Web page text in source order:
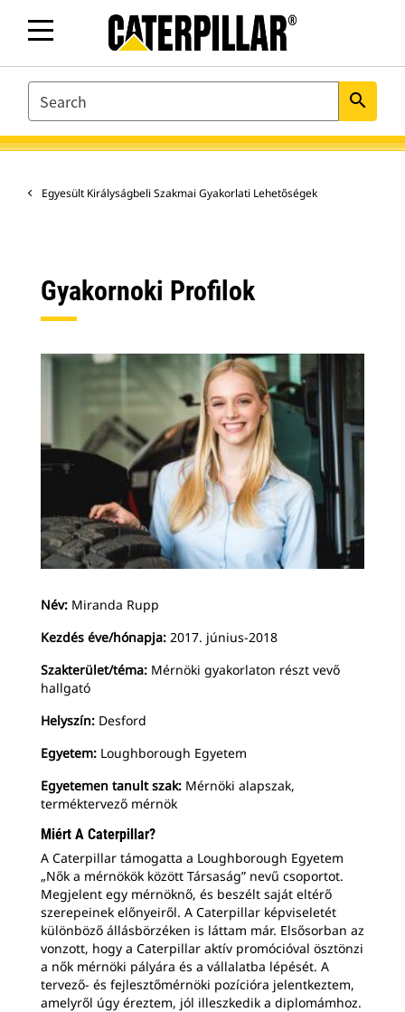
SEARCH search
Egyesült Királyságbeli Szakmai Gyakorlati Lehetőségek
Gyakornoki Profilok
Név: Miranda Rupp
Kezdés éve/hónapja: 2017. június-2018
Szakterület/téma: Mérnöki gyakorlaton részt vevő
hallgató
Helyszín: Desford
Egyetem: Loughborough Egyetem
Egyetemen tanult szak: Mérnöki alapszak,
terméktervező mérnök
Miért A Caterpillar?
A Caterpillar támogatta a Loughborough Egyetem
„Nők a mérnökök között Társaság” nevű csoportot.
Megjelent egy mérnöknő, és beszélt saját eltérő
szerepeinek előnyeiről. A Caterpillar képviseletét
különböző állásbörzéken is láttam már. Elsősorban az
vonzott, hogy a Caterpillar aktív promócióval ösztönzi
a nők mérnöki pályára és a vállalatba lépését. A
tervező- és fejlesztőmérnöki pozícióra jelentkeztem,
amelyről úgy éreztem, jól illeszkedik a diplomámhoz.